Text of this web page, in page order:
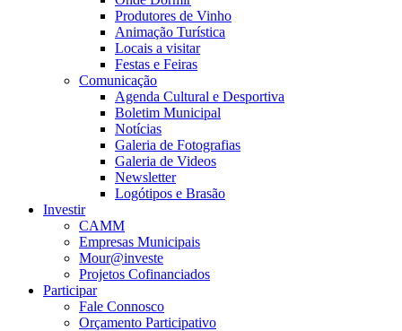
Produtores de Vinho
Animação Turística
Locais a visitar
Festas e Feiras
Comunicação
Agenda Cultural e Desportiva
Boletim Municipal
Notícias
Galeria de Fotografias
Galeria de Videos
Newsletter
Logótipos e Brasão
Investir
CAMM
Empresas Municipais
Mour@investe
Projetos Cofinanciados
Participar
Fale Connosco
Orçamento Participativo